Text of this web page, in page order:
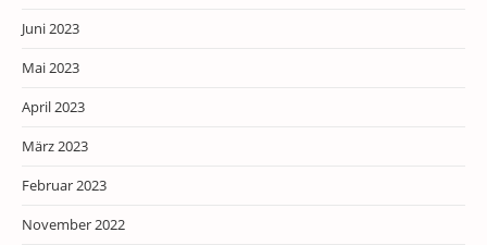
Juni 2023
Mai 2023
April 2023
März 2023
Februar 2023
November 2022